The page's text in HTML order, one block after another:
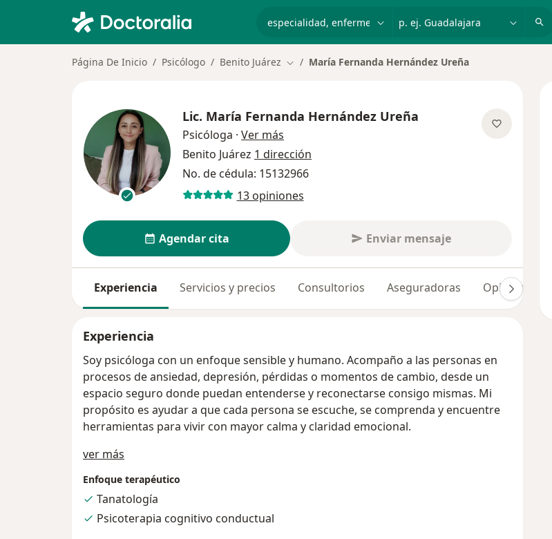
Página De Inicio Psicólogo Benito Juárez Cambiar de ciudad
María Fernanda Hernández Ureña
Lic. María Fernanda Hernández Ureña
Psicóloga · Ver más
Benito Juárez 1 dirección
No. de cédula: 15132966
13 opiniones
Agendar cita Enviar mensaje
Experiencia Servicios y precios Consultorios Aseguradoras Opiniones (13)
Experiencia
Soy psicóloga con un enfoque sensible y humano. Acompaño a las personas en
procesos de ansiedad, depresión, pérdidas o momentos de cambio, desde un
espacio seguro donde puedan entenderse y reconectarse consigo mismas. Mi
propósito es ayudar a que cada persona se escuche, se comprenda y encuentre
herramientas para vivir con mayor calma y claridad emocional.
ver más
Enfoque terapéutico
Tanatología
Psicoterapia cognitivo conductual